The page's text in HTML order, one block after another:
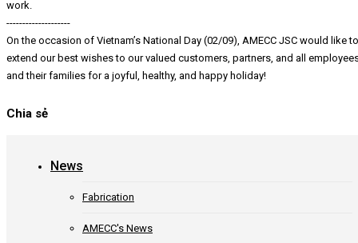
work.
--------------------
On the occasion of Vietnam’s National Day (02/09), AMECC JSC would like to
extend our best wishes to our valued customers, partners, and all
and their families for a joyful, healthy, and happy holiday!
Chia sẻ
News
Fabrication
AMECC's News